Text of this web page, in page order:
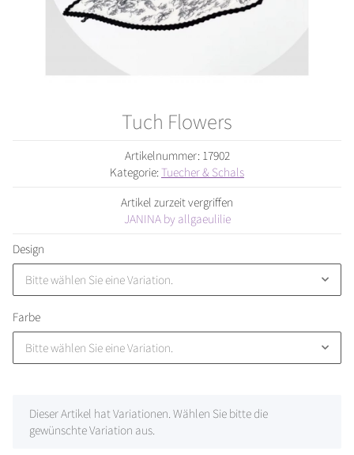
Tuch Flowers
Artikelnummer: 17902
Kategorie: Tuecher & Schals
Artikel zurzeit vergriffen
JANINA by allgaeulilie
Design
Bitte wählen Sie eine Variation.
Farbe
Bitte wählen Sie eine Variation.
xDieser Artikel hat Variationen. Wählen Sie bitte die
gewünschte Variation aus.